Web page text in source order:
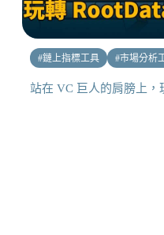
#鏈上指標工具 #市場分析
站在 VC 巨人的肩膀上，